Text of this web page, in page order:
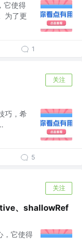
它使得
为了更
1
关注
巧，希
5
关注
、shallowRef
，它使得